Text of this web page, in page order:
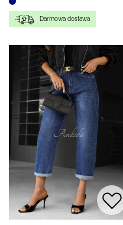
Darmowa dostawa